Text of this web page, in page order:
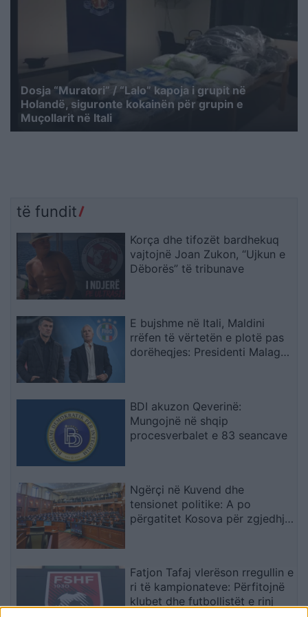
Dosja “Muratori” / “Lalo” kapoja i grupit në
Holandë, siguronte kokainën për grupin e
Muçollarit në Itali
të fundit
Korça dhe tifozët bardhekuq
vajtojnë Joan Zukon, “Ujkun e
Dëborës” të tribunave
E bujshme në Itali, Maldini
rrëfen të vërtetën e plotë pas
dorëheqjes: Presidenti Malago
BDI akuzon Qeverinë:
Mungojnë në shqip
procesverbalet e 83 seancave
Ngërçi në Kuvend dhe
tensionet politike: A po
përgatitet Kosova për zgjedhje
Fatjon Tafaj vlerëson rregullin e
ri të kampionateve: Përfitojnë
klubet dhe futbollistët e rinj